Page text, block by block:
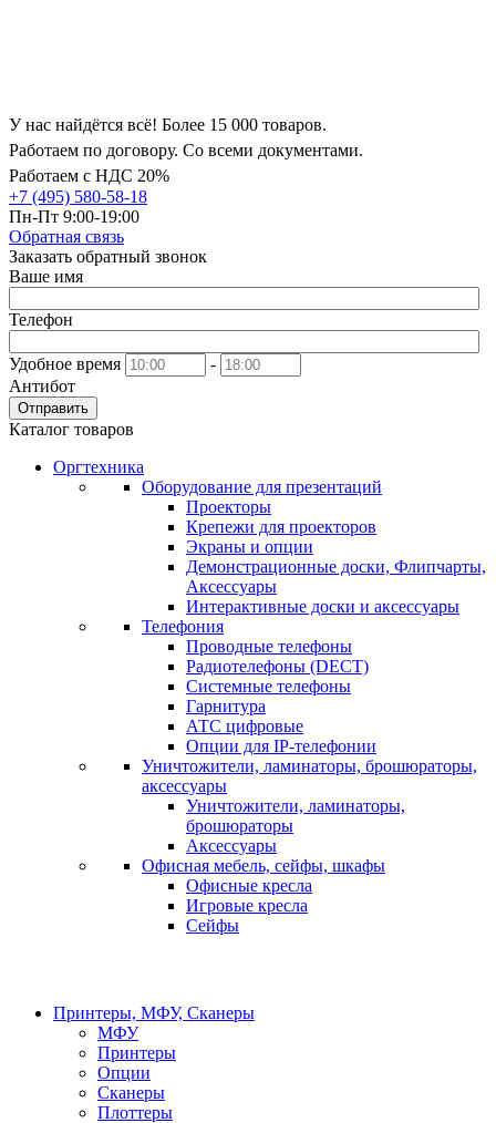
У нас найдётся всё! Более 15 000 товаров.
Работаем по договору. Со всеми документами.
Работаем с НДС 20%
+7 (495) 580-58-18
Пн-Пт 9:00-19:00
Обратная связь
Заказать обратный звонок
Ваше имя
Телефон
Удобное время
-
Антибот
Отправить
Каталог товаров
Оргтехника
Оборудование для презентаций
Проекторы
Крепежи для проекторов
Экраны и опции
Демонстрационные доски, Флипчарты,
Аксессуары
Интерактивные доски и аксессуары
Телефония
Проводные телефоны
Радиотелефоны (DECT)
Системные телефоны
Гарнитура
АТС цифровые
Опции для IP-телефонии
Уничтожители, ламинаторы, брошюраторы,
аксессуары
Уничтожители, ламинаторы,
брошюраторы
Аксессуары
Офисная мебель, сейфы, шкафы
Офисные кресла
Игровые кресла
Сейфы
Принтеры, МФУ, Сканеры
МФУ
Принтеры
Опции
Сканеры
Плоттеры